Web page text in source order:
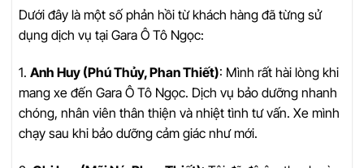
Dưới đây là một số phản hồi từ khách hàng đã từng sử
dụng dịch vụ tại Gara Ô Tô Ngọc:
1. Anh Huy (Phú Thủy, Phan Thiết): Mình rất hài lòng khi
mang xe đến Gara Ô Tô Ngọc. Dịch vụ bảo dưỡng nhanh
chóng, nhân viên thân thiện và nhiệt tình tư vấn. Xe mình
chạy sau khi bảo dưỡng cảm giác như mới.